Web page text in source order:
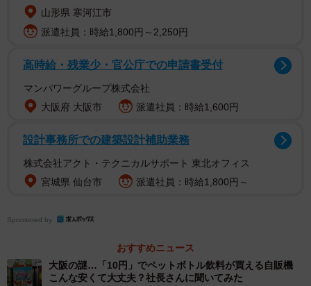
１０３０×奥行き７９７×高さ１８３０（ｍｍ）と屋内外の
ちょっとしたスペースにも設置しやすい。飲食店にとって
や閉店後の店頭販売など用途は広く、２４時間いつでもど
こでも販売、購入できる。しかも、非対面、非接触。少し
味気はないが、人件費を抑え、衛生面でも安心感があるな
山形県 寒河江市
派遣社員：時給1,800円～2,250円
高時給・残業少・官公庁での申請書受付
マンパワーグループ株式会社
大阪府 大阪市
派遣社員：時給1,600円
設計事務所での建築設計補助業務
株式会社アクト・テクニカルサポート 東北オフィス
宮城県 仙台市
派遣社員：時給1,800円～
Sponsored by
おすすめニュース
大阪の謎…「10円」でペットボトル飲料が買える自販機
こんな安くて大丈夫？社長さんに聞いてみた